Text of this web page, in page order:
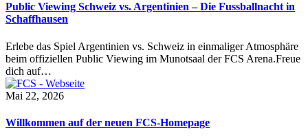
Public Viewing Schweiz vs. Argentinien – Die Fussballnacht in
Schaffhausen
Erlebe das Spiel Argentinien vs. Schweiz in einmaliger Atmosphäre
beim offiziellen Public Viewing im Munotsaal der FCS Arena.Freue
dich auf…
Mai 22, 2026
Willkommen auf der neuen FCS-Homepage